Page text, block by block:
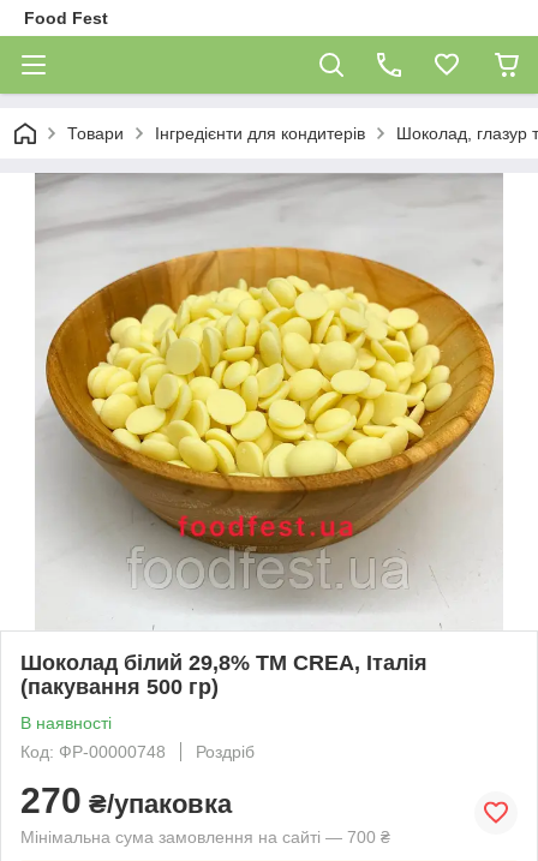
Food Fest
Товари Інгредієнти для кондитерів Шоколад, глазур
Шоколад білий 29,8% ТМ CREA, Італія
(пакування 500 гр)
В наявності
Код: ФР-00000748
Роздріб
270 ₴/упаковка
Мінімальна сума замовлення на сайті — 700 ₴